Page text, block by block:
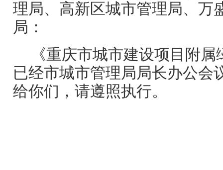
理局、高新区城市管理局、万
局：
《重庆市城市建设项目附
已经市城市管理局局长办公会
给你们，请遵照执行。